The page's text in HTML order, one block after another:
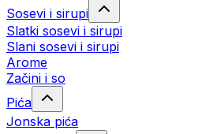
Sosevi i sirupi
Slatki sosevi i sirupi
Slani sosevi i sirupi
Arome
Začini i so
Pića
Jonska pića